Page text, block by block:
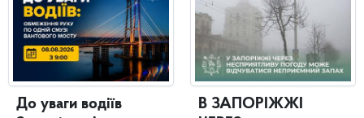
До уваги водіїв
В ЗАПОРІЖЖІ